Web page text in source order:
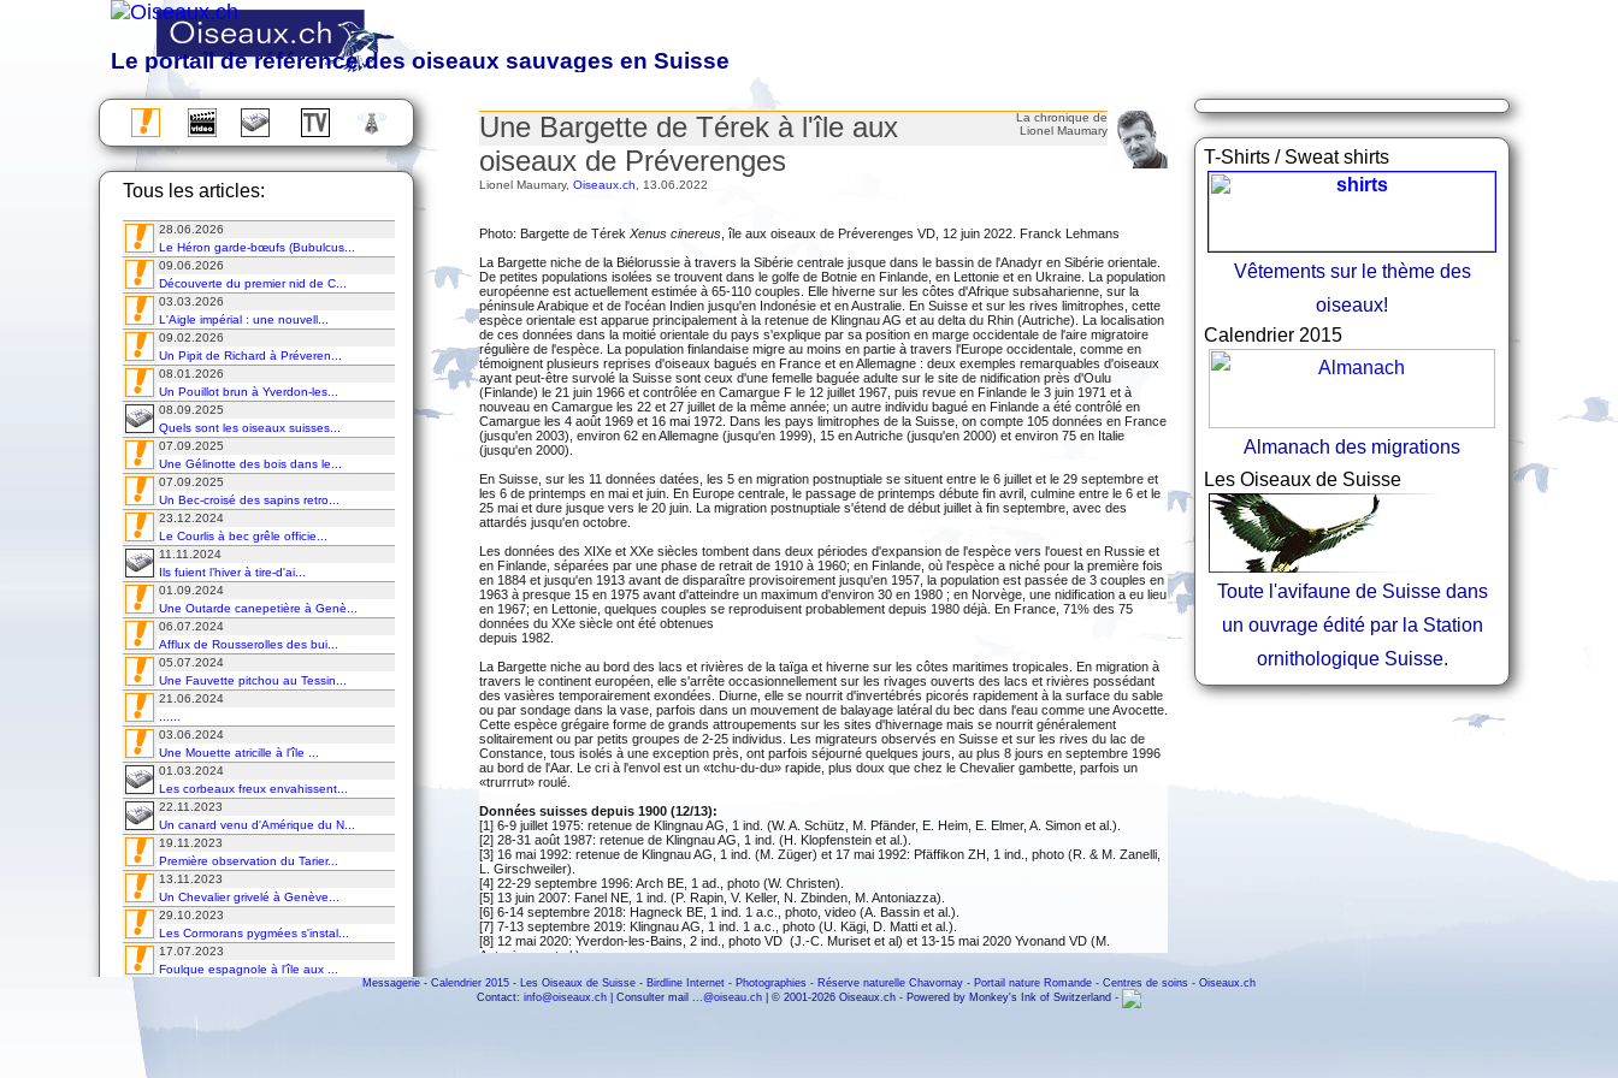
Le portail de référence des oiseaux sauvages en Suisse
Observation, étude, protection et photographie des oiseaux sauvages
Almanach des migrations
Chronique
Excursions
Cours
DVD
Tous les articles:
28.06.2026
Le Héron garde-bœufs (Bubulcus...
09.06.2026
Découverte du premier nid de C...
03.03.2026
L'Aigle impérial : une nouvell...
09.02.2026
Un Pipit de Richard à Préveren...
08.01.2026
Un Pouillot brun à Yverdon-les...
08.09.2025
Quels sont les oiseaux suisses...
07.09.2025
Une Gélinotte des bois dans le...
07.09.2025
Un Bec-croisé des sapins retro...
23.12.2024
Le Courlis à bec grêle officie...
11.11.2024
Ils fuient l’hiver à tire-d'ai...
01.09.2024
Une Outarde canepetière à Genè...
06.07.2024
Afflux de Rousserolles des bui...
05.07.2024
Une Fauvette pitchou au Tessin...
21.06.2024
03.06.2024
Une Mouette atricille à l'île ...
01.03.2024
Les corbeaux freux envahissent...
22.11.2023
Un canard venu d'Amérique du N...
19.11.2023
Première observation du Tarier...
13.11.2023
Un Chevalier grivelé à Genève...
29.10.2023
Les Cormorans pygmées s'instal...
17.07.2023
Foulque espagnole à l'île aux ...
T-Shirts / Sweat shirts
Vêtements sur le thème des
oiseaux!
Calendrier 2015
Almanach des migrations
Les Oiseaux de Suisse
Toute l'avifaune de Suisse dans
un ouvrage édité par la Station
ornithologique Suisse.
Une Bargette de Térek à l'île aux
oiseaux de Préverenges
La chronique de
Lionel Maumary
Lionel Maumary, Oiseaux.ch , 13.06.2022
Photo: Bargette de Térek Xenus cinereus , île aux oiseaux de Préverenges VD, 12 juin 2022. Franck Lehmans
La Bargette niche de la Biélorussie à travers la Sibérie centrale jusque dans le bassin de l'Anadyr en Sibérie orientale.
De petites populations isolées se trouvent dans le golfe de Botnie en Finlande, en Lettonie et en Ukraine. La population
européenne est actuellement estimée à 65-110 couples. Elle hiverne sur les côtes d'Afrique subsaharienne, sur la
péninsule Arabique et de l'océan Indien jusqu'en Indonésie et en Australie. En Suisse et sur les rives limitrophes, cette
espèce orientale est apparue principalement à la retenue de Klingnau AG et au delta du Rhin (Autriche). La localisation
de ces données dans la moitié orientale du pays s'explique par sa position en marge occidentale de l'aire migratoire
régulière de l'espèce. La population finlandaise migre au moins en partie à travers l'Europe occidentale, comme en
témoignent plusieurs reprises d'oiseaux bagués en France et en Allemagne : deux exemples remarquables d'oiseaux
ayant peut-être survolé la Suisse sont ceux d'une femelle baguée adulte sur le site de nidification près d'Oulu
(Finlande) le 21 juin 1966 et contrôlée en Camargue F le 12 juillet 1967, puis revue en Finlande le 3 juin 1971 et à
nouveau en Camargue les 22 et 27 juillet de la même année; un autre individu bagué en Finlande a été contrôlé en
Camargue les 4 août 1969 et 16 mai 1972. Dans les pays limitrophes de la Suisse, on compte 105 données en France
(jusqu'en 2003), environ 62 en Allemagne (jusqu'en 1999), 15 en Autriche (jusqu'en 2000) et environ 75 en Italie
(jusqu'en 2000).
En Suisse, sur les 11 données datées, les 5 en migration postnuptiale se situent entre le 6 juillet et le 29 septembre et
les 6 de printemps en mai et juin. En Europe centrale, le passage de printemps débute fin avril, culmine entre le 6 et le
25 mai et dure jusque vers le 20 juin. La migration postnuptiale s'étend de début juillet à fin septembre, avec des
attardés jusqu'en octobre.
Les données des XIXe et XXe siècles tombent dans deux périodes d'expansion de l'espèce vers l'ouest en Russie et
en Finlande, séparées par une phase de retrait de 1910 à 1960; en Finlande, où l'espèce a niché pour la première fois
en 1884 et jusqu'en 1913 avant de disparaître provisoirement jusqu'en 1957, la population est passée de 3 couples en
1963 à presque 15 en 1975 avant d'atteindre un maximum d'environ 30 en 1980 ; en Norvège, une nidification a eu lieu
en 1967; en Lettonie, quelques couples se reproduisent probablement depuis 1980 déjà. En France, 71% des 75
données du XXe siècle ont été obtenues
depuis 1982.
La Bargette niche au bord des lacs et rivières de la taïga et hiverne sur les côtes maritimes tropicales. En migration à
travers le continent européen, elle s'arrête occasionnellement sur les rivages ouverts des lacs et rivières possédant
des vasières temporairement exondées. Diurne, elle se nourrit d'invertébrés picorés rapidement à la surface du sable
ou par sondage dans la vase, parfois dans un mouvement de balayage latéral du bec dans l'eau comme une Avocette.
Cette espèce grégaire forme de grands attroupements sur les sites d'hivernage mais se nourrit généralement
solitairement ou par petits groupes de 2-25 individus. Les migrateurs observés en Suisse et sur les rives du lac de
Constance, tous isolés à une exception près, ont parfois séjourné quelques jours, au plus 8 jours en septembre 1996
au bord de l'Aar. Le cri à l'envol est un «tchu-du-du» rapide, plus doux que chez le Chevalier gambette, parfois un
«trurrrut» roulé.
Données suisses depuis 1900 (12/13):
[1] 6-9 juillet 1975: retenue de Klingnau AG, 1 ind. (W. A. Schütz, M. Pfänder, E. Heim, E. Elmer, A. Simon et al.).
[2] 28-31 août 1987: retenue de Klingnau AG, 1 ind. (H. Klopfenstein et al.).
[3] 16 mai 1992: retenue de Klingnau AG, 1 ind. (M. Züger) et 17 mai 1992: Pfäffikon ZH, 1 ind., photo (R. & M. Zanelli,
L. Girschweiler).
[4] 22-29 septembre 1996: Arch BE, 1 ad., photo (W. Christen).
[5] 13 juin 2007: Fanel NE, 1 ind. (P. Rapin, V. Keller, N. Zbinden, M. Antoniazza).
[6] 6-14 septembre 2018: Hagneck BE, 1 ind. 1 a.c., photo, video (A. Bassin et al.).
[7] 7-13 septembre 2019: Klingnau AG, 1 ind. 1 a.c., photo (U. Kägi, D. Matti et al.).
[8] 12 mai 2020: Yverdon-les-Bains, 2 ind., photo VD (J.-C. Muriset et al) et 13-15 mai 2020 Yvonand VD (M.
Antoniazza et al.).
Données suisses avant 1900:
Messagerie - Calendrier 2015 - Les Oiseaux de Suisse - Birdline Internet - Photographies - Réserve naturelle Chavornay - Portail nature Romande - Centres de soins - Oiseaux.ch
Contact: info@oiseaux.ch | Consulter mail ...@oiseau.ch | © 2001-2026 Oiseaux.ch - Powered by Monkey's Ink of Switzerland -